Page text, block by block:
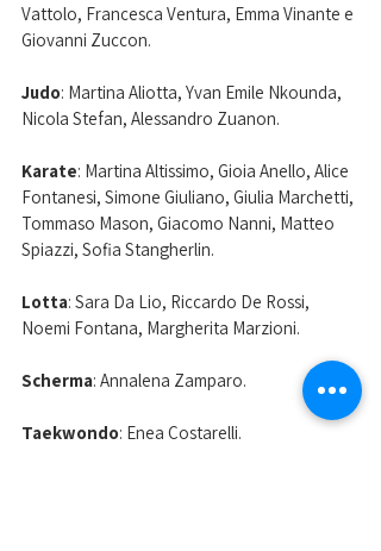
Vattolo, Francesca Ventura, Emma Vinante e
Giovanni Zuccon.
Judo: Martina Aliotta, Yvan Emile Nkounda,
Nicola Stefan, Alessandro Zuanon.
Karate: Martina Altissimo, Gioia Anello, Alice
Fontanesi, Simone Giuliano, Giulia Marchetti,
Tommaso Mason, Giacomo Nanni, Matteo
Spiazzi, Sofia Stangherlin.
Lotta: Sara Da Lio, Riccardo De Rossi,
Noemi Fontana, Margherita Marzioni.
Scherma: Annalena Zamparo.
Taekwondo: Enea Costarelli.